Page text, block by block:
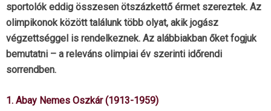
sportolók eddig összesen ötszázkettő érmet szereztek. Az
olimpikonok között találunk több olyat, akik jogász
végzettséggel is rendelkeznek. Az alábbiakban őket fogjuk
bemutatni – a releváns olimpiai év szerinti időrendi
sorrendben.
1. Abay Nemes Oszkár (1913-1959)